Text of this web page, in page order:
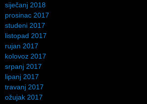
siječanj 2018
prosinac 2017
studeni 2017
listopad 2017
rujan 2017
kolovoz 2017
srpanj 2017
lipanj 2017
travanj 2017
ožujak 2017